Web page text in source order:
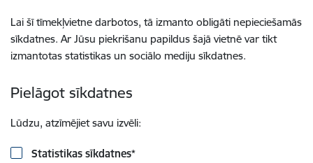
Lai šī tīmekļvietne darbotos, tā izmanto obligāti nepieciešamās
sīkdatnes. Ar Jūsu piekrišanu papildus šajā vietnē var tikt
izmantotas statistikas un sociālo mediju sīkdatnes.
Pielāgot sīkdatnes
Lūdzu, atzīmējiet savu izvēli:
Statistikas sīkdatnes*